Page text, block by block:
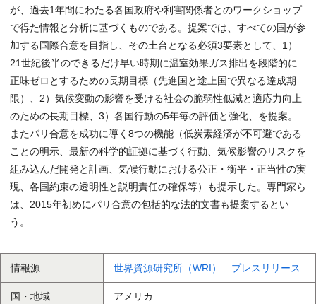
が、過去1年間にわたる各国政府や利害関係者とのワークショップ
で得た情報と分析に基づくものである。提案では、すべての国が参
加する国際合意を目指し、その土台となる必須3要素として、1）
21世紀後半のできるだけ早い時期に温室効果ガス排出を段階的に
正味ゼロとするための長期目標（先進国と途上国で異なる達成期
限）、2）気候変動の影響を受ける社会の脆弱性低減と適応力向上
のための長期目標、3）各国行動の5年毎の評価と強化、を提案。
またパリ合意を成功に導く8つの機能（低炭素経済が不可避である
ことの明示、最新の科学的証拠に基づく行動、気候影響のリスクを
組み込んだ開発と計画、気候行動における公正・衡平・正当性の実
現、各国約束の透明性と説明責任の確保等）も提示した。専門家ら
は、2015年初めにパリ合意の包括的な法的文書も提案するとい
う。
情報源 世界資源研究所（WRI） プレスリリース
国・地域 アメリカ